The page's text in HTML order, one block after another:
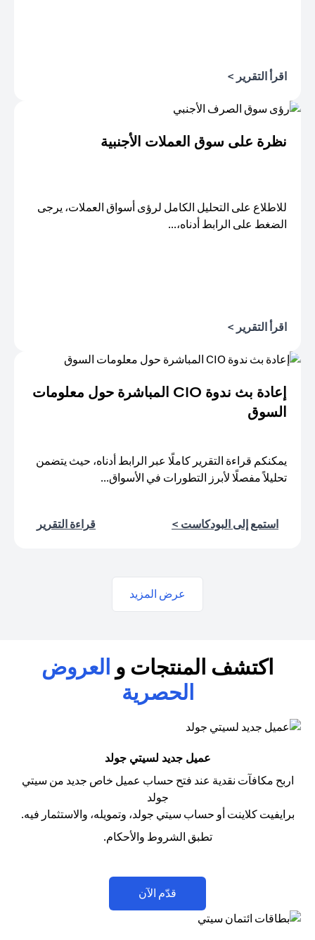
اقرأ التقرير >
نظرة على سوق العملات الأجنبية
للاطلاع على التحليل الكامل لرؤى أسواق العملات، يرجى
الضغط على الرابط أدناه،...
اقرأ التقرير >
إعادة بث ندوة CIO المباشرة حول معلومات
السوق
يمكنكم قراءة التقرير كاملًا عبر الرابط أدناه، حيث يتضمن
تحليلاً مفصلًا لأبرز التطورات في الأسواق...
استمع إلى البودكاست > قراءة التقرير
عرض المزيد
اكتشف المنتجات و العروض
الحصرية
عميل جديد لسيتي جولد
اربح مكافآت نقدية عند فتح حساب عميل خاص جديد من سيتي
جولد
برايفيت كلاينت أو حساب سيتي جولد، وتمويله، والاستثمار فيه.
تطبق الشروط والأحكام.
قدّم الآن